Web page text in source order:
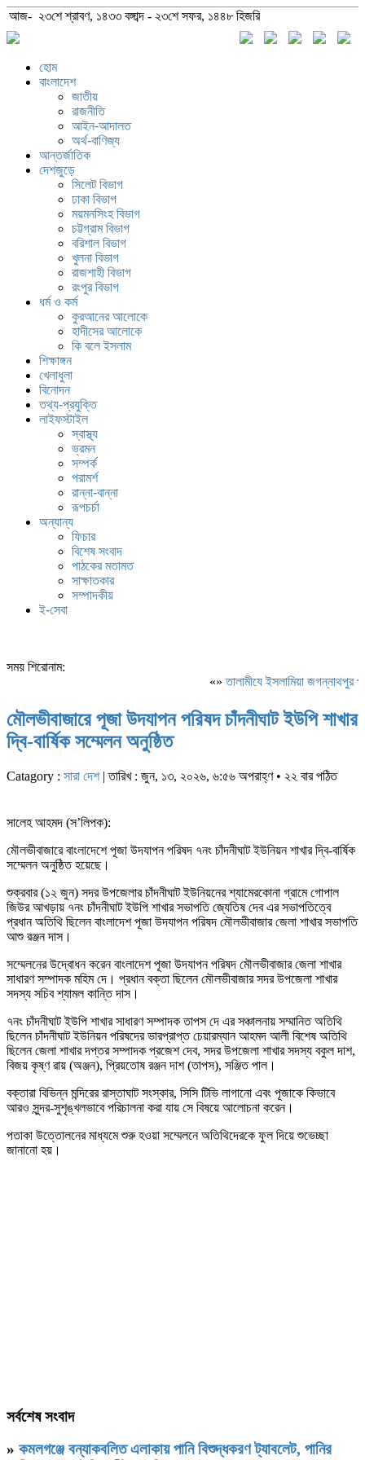
আজ- ২৩শে শ্রাবণ, ১৪৩৩ বঙ্গাব্দ - ২৩শে সফর, ১৪৪৮ হিজরি
হোম
বাংলাদেশ
জাতীয়
রাজনীতি
আইন-আদালত
অর্থ-বাণিজ্য
আন্তর্জাতিক
দেশজুড়ে
সিলেট বিভাগ
ঢাকা বিভাগ
ময়মনসিংহ বিভাগ
চট্টগ্রাম বিভাগ
বরিশাল বিভাগ
খুলনা বিভাগ
রাজশাহী বিভাগ
রংপুর বিভাগ
ধর্ম ও কর্ম
কুরআনের আলোকে
হাদীসের আলোকে
কি বলে ইসলাম
শিক্ষাঙ্গন
খেলাধুলা
বিনোদন
তথ্য-প্রযুক্তি
লাইফস্টাইল
স্বাস্থ্য
ভ্রমন
সম্পর্ক
পরামর্শ
রান্না-বান্না
রূপচর্চা
অন্যান্য
ফিচার
বিশেষ সংবাদ
পাঠকের মতামত
সাক্ষাতকার
সম্পাদকীয়
ই-সেবা
সময় শিরোনাম:
«»‎তালামীযে ইসলামিয়া জগন্নাথপুর
মৌলভীবাজারে পূজা উদযাপন পরিষদ চাঁদনীঘাট ইউপি শাখার
দ্বি-বার্ষিক সম্মেলন অনুষ্ঠিত
Catagory : সারা দেশ| তারিখ : জুন, ১৩, ২০২৬, ৬:৫৬ অপরাহ্ণ • ২২ বার পঠিত
সালেহ আহমদ (স’লিপক):
মৌলভীবাজারে বাংলাদেশে পূজা উদযাপন পরিষদ ৭নং চাঁদনীঘাট ইউনিয়ন শাখার দ্বি-বার্ষিক
সম্মেলন অনুষ্ঠিত হয়েছে।
শুক্রবার (১২ জুন) সদর উপজেলার চাঁদনীঘাট ইউনিয়নের শ্যামেরকোনা গ্রামে গোপাল
জিউর আখড়ায় ৭নং চাঁদনীঘাট ইউপি শাখার সভাপতি জ্যেতিষ দেব এর সভাপতিত্বে
প্রধান অতিথি ছিলেন বাংলাদেশ পূজা উদযাপন পরিষদ মৌলভীবাজার জেলা শাখার সভাপতি
আশু রঞ্জন দাস।
সম্মেলনের উদ্বোধন করেন বাংলাদেশ পূজা উদযাপন পরিষদ মৌলভীবাজার জেলা শাখার
সাধারণ সম্পাদক মহিম দে। প্রধান বক্তা ছিলেন মৌলভীবাজার সদর উপজেলা শাখার
সদস্য সচিব শ্যামল কান্তি দাস।
৭নং চাঁদনীঘাট ইউপি শাখার সাধারণ সম্পাদক তাপস দে এর সঞ্চালনায় সম্মানিত অতিথি
ছিলেন চাঁদনীঘাট ইউনিয়ন পরিষদের ভারপ্রাপ্ত চেয়ারম্যান আহমদ আলী বিশেষ অতিথি
ছিলেন জেলা শাখার দপ্তর সম্পাদক প্রজেশ দেব, সদর উপজেলা শাখার সদস্য বকুল দাশ,
বিজয় কৃষ্ণ রায় (অঞ্জন), প্রিয়তোষ রঞ্জন দাশ (তাপস), সঞ্জিত পাল।
বক্তারা বিভিন্ন মন্দিরের রাস্তাঘাট সংস্কার, সিসি টিভি লাগানো এবং পূজাকে কিভাবে
আরও সুন্দর-সুশৃঙ্খলভাবে পরিচালনা করা যায় সে বিষয়ে আলোচনা করেন।
পতাকা উত্তোলনের মাধ্যমে শুরু হওয়া সম্মেলনে অতিথিদেরকে ফুল দিয়ে শুভেচ্ছা
জানানো হয়।
সর্বশেষ সংবাদ
» কমলগঞ্জে বন্যাকবলিত এলাকায় পানি বিশুদ্ধকরণ ট্যাবলেট, পানির